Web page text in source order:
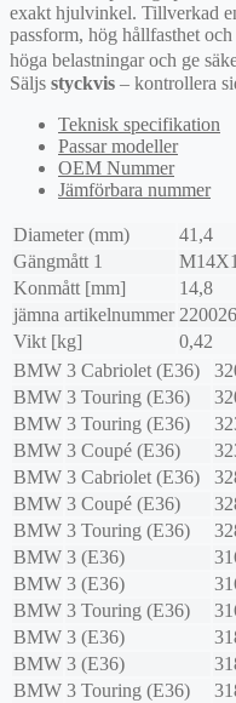
exakt hjulvinkel. Tillverkad
passform, hög hållfasthet
höga belastningar och ge
Säljs styckvis – kontrollera
Teknisk specifikation
Passar modeller
OEM Nummer
Jämförbara nummer
Diameter (mm)
41,4
Gängmått 1
Konmått [mm]
14,8
jämna artikelnummer 220026
Vikt [kg]
0,42
BMW 3 Cabriolet (E36)
BMW 3 Touring (E36)
BMW 3 Touring (E36)
BMW 3 Coupé (E36)
BMW 3 Cabriolet (E36)
BMW 3 Coupé (E36)
BMW 3 Touring (E36)
BMW 3 (E36)
BMW 3 (E36)
BMW 3 Touring (E36)
BMW 3 (E36)
BMW 3 (E36)
BMW 3 Touring (E36)